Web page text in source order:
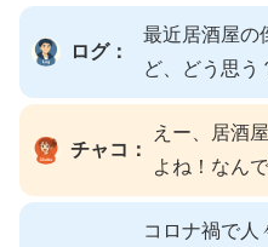
ログ：
最近居酒屋の
ど、どう思う
チャコ：
えー、居酒
よね！なん
コロナ禍で人